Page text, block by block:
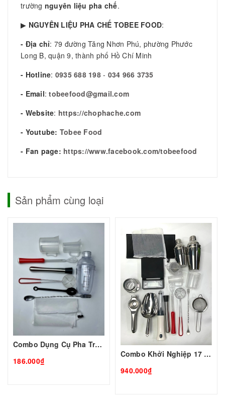
trường nguyên liệu pha chế.
▶ NGUYÊN LIỆU PHA CHẾ TOBEE FOOD:
- Địa chỉ: 79 đường Tăng Nhơn Phú, phường Phước
Long B, quận 9, thành phố Hồ Chí Minh
- Hotline: 0935 688 198- 034 966 3735
- Email:tobeefood@gmail.com
- Website: https://chophache.com
- Youtube: Tobee Food
- Fan page: https://www.facebook.com/tobeefood
Sản phẩm cùng loại
Combo Dụng Cụ Pha Trà Trái Cây Tobee 9 Món
186.000₫
Combo Khởi Nghiệp 17 Món Dụng Cụ Pha Chế Nâng Cao
940.000₫